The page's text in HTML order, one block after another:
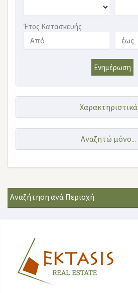
Έτος Κατασκευής
Ενημέρωση
Χαρακτηριστικά
Αναζητώ μόνο...
Αναζήτηση ανά Περιοχή